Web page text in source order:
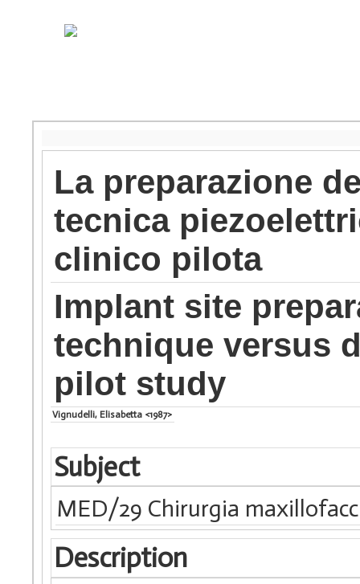
La preparazione
tecnica
clinico pilota
Implant site
technique versus
pilot study
Vignudelli, Elisabetta <1987>
Subject
MED/29 Chirurgia
Description